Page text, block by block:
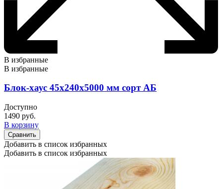
В избранные
В избранные
Блок-хаус 45х240х5000 мм сорт АБ
Доступно
1490 руб.
В корзину
Сравнить
Добавить в список избранных
Добавить в список избранных